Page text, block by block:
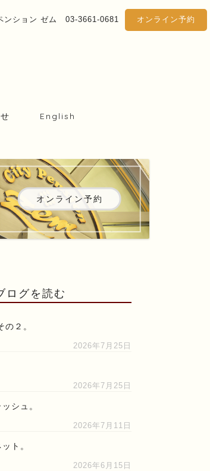
ンション ゼム 03-3661-0681 オンライン予約
English
オンライン予約
ログを読む
の２。
2026年7月25日
2026年7月25日
シュ。
2026年7月11日
ト。
2026年6月15日